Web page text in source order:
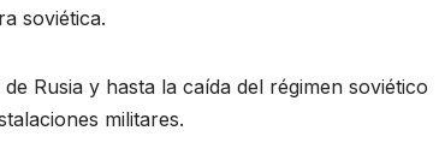
soviética.
Rusia y hasta la caída del régimen soviético
militares.